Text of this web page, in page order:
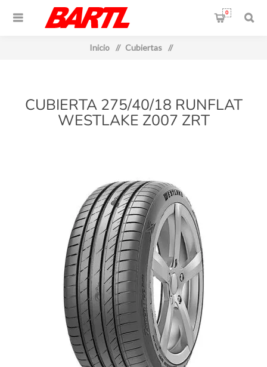
0
Inicio / Cubiertas /
CUBIERTA 275/40/18 RUNFLAT
WESTLAKE Z007 ZRT